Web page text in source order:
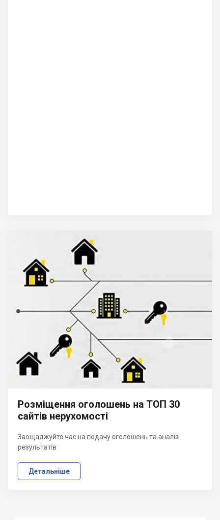
Розміщення оголошень на ТОП 30
сайтів нерухомості
Заощаджуйте час на подачу оголошень та аналіз
результатів
Детальніше